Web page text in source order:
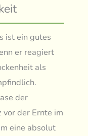
ist ein gutes
er reagiert
als
der
vor der Ernte im
eine absolut